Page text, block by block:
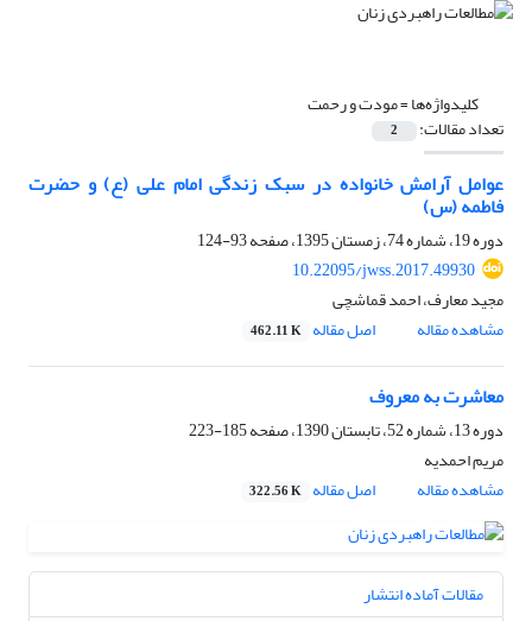
کلیدواژه‌ها =مودت و رحمت
تعداد مقالات: 2
عوامل آرامش خانواده در سبک زندگی امام علی (ع) و حضرت
فاطمه (س)
دوره 19، شماره 74، زمستان 1395، صفحه
93-124
10.22095/jwss.2017.49930
مجید معارف، احمد قماشچی
مشاهده مقاله
اصل مقاله 462.11 K
معاشرت به معروف
دوره 13، شماره 52، تابستان 1390، صفحه
185-223
مریم احمدیه
مشاهده مقاله
اصل مقاله 322.56 K
مقالات آماده انتشار